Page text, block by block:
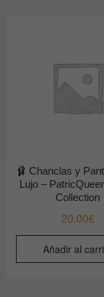
🩰 Chanclas y
Lujo –
Collection
20.00€
Añadir al